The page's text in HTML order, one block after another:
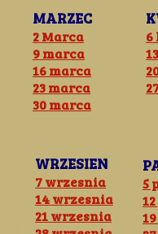
MARZEC
2 Marca
9 marca
16 marca
23 marca
30 marca
6
WRZESIEN
7 wrzesnia
14 wrzesnia
21 wrzesnia
5